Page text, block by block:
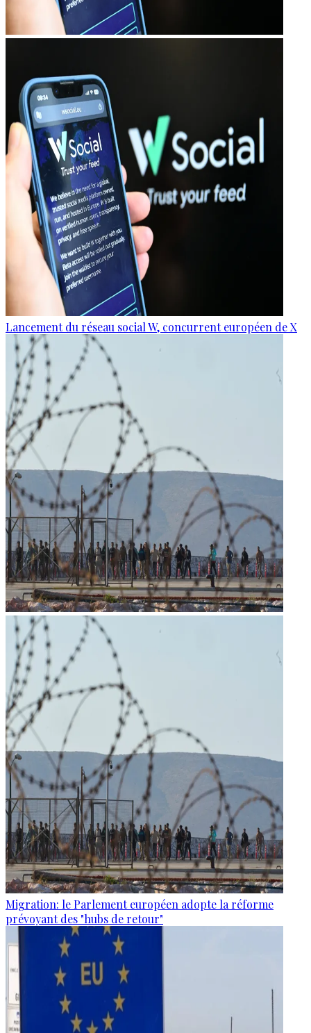
Lancement du réseau social W, concurrent européen de X
Migration: le Parlement européen adopte la réforme
prévoyant des "hubs de retour"